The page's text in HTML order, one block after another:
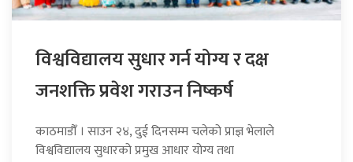
विश्वविद्यालय सुधार गर्न योग्य र दक्ष
जनशक्ति प्रवेश गराउन निष्कर्ष
काठमाडौँ । साउन २४, दुई दिनसम्म चलेको प्राज्ञ भेलाले
विश्वविद्यालय सुधारको प्रमुख आधार योग्य तथा